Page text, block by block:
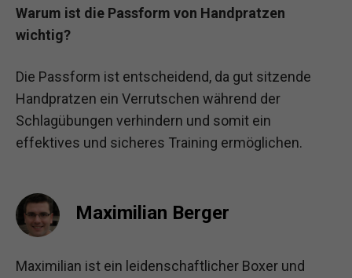
Warum ist die Passform von Handpratzen
wichtig?
Die Passform ist entscheidend, da gut sitzende
Handpratzen ein Verrutschen während der
Schlagübungen verhindern und somit ein
effektives und sicheres Training ermöglichen.
Maximilian Berger
Maximilian ist ein leidenschaftlicher Boxer und